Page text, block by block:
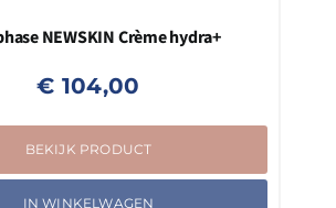
NEWSKIN Crème hydra+
€ 104,00
BEKIJK PRODUCT
IN WINKELWAGEN